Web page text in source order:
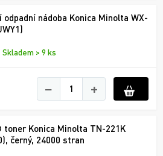
odpadní nádoba Konica Minolta WX-
Skladem > 9 ks
− +
toner Konica Minolta TN-221K
černý, 24000 stran